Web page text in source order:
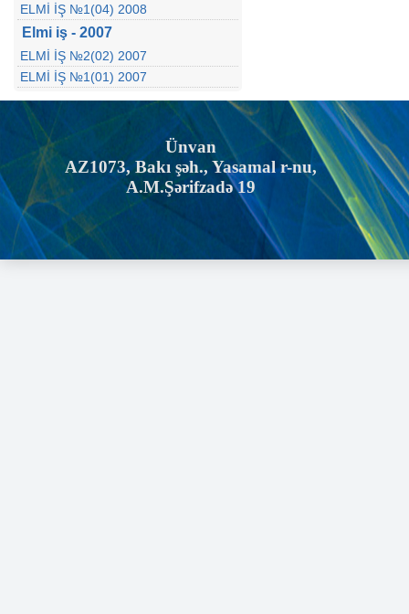
ELMİ İŞ №1(04) 2008
Elmi iş - 2007
ELMİ İŞ №2(02) 2007
ELMİ İŞ №1(01) 2007
Ünvan
AZ1073, Bakı şəh., Yasamal r-nu,
A.M.Şərifzadə 19